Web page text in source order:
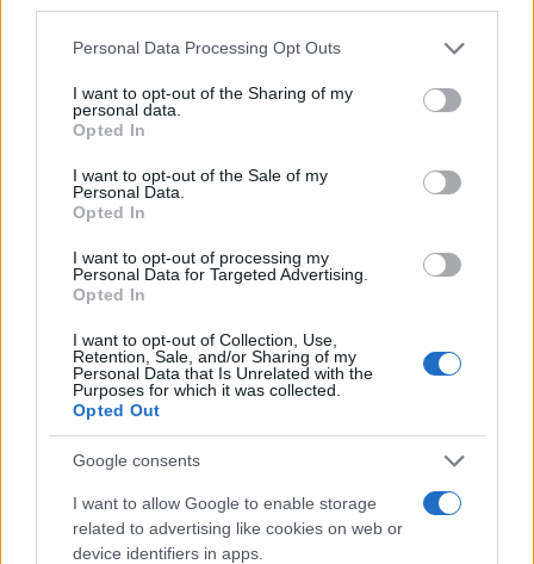
Please note that this website/app uses one or more Google
not limited to your visit or usage behaviour. You may click to
grant or deny consent to Google and its third-party tags to
use your data for below specified purposes in below Google
consent section.
Personal Data Processing Opt Outs
I want to opt-out of the Sharing of my
personal data.
Opted In
I want to opt-out of the Sale of my
Personal Data.
Opted In
I want to opt-out of processing my
Personal Data for Targeted Advertising.
Opted In
I want to opt-out of Collection, Use,
Retention, Sale, and/or Sharing of my
Personal Data that Is Unrelated with the
Purposes for which it was collected.
Opted Out
Google consents
I want to allow Google to enable storage
related to advertising like cookies on web or
device identifiers in apps.
πρέπει να υπαναχωρήσουμε», υπογράμμισε.